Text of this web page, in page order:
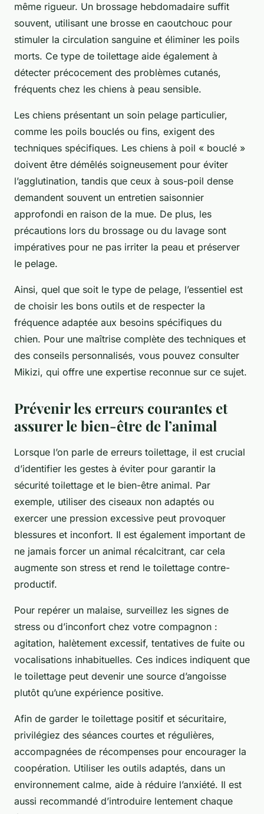
même rigueur. Un brossage hebdomadaire suffit
souvent, utilisant une brosse en caoutchouc pour
stimuler la circulation sanguine et éliminer les poils
morts. Ce type de toilettage aide également à
détecter précocement des problèmes cutanés,
fréquents chez les chiens à peau sensible.
Les chiens présentant un soin pelage particulier,
comme les poils bouclés ou fins, exigent des
techniques spécifiques. Les chiens à poil « bouclé »
doivent être démêlés soigneusement pour éviter
l’agglutination, tandis que ceux à sous-poil dense
demandent souvent un entretien saisonnier
approfondi en raison de la mue. De plus, les
précautions lors du brossage ou du lavage sont
impératives pour ne pas irriter la peau et préserver
le pelage.
Ainsi, quel que soit le type de pelage, l’essentiel est
de choisir les bons outils et de respecter la
fréquence adaptée aux besoins spécifiques du
chien. Pour une maîtrise complète des techniques et
des conseils personnalisés, vous pouvez consulter
Mikizi, qui offre une expertise reconnue sur ce sujet.
Prévenir les erreurs courantes et
assurer le bien-être de l’animal
Lorsque l’on parle de erreurs toilettage, il est crucial
d’identifier les gestes à éviter pour garantir la
sécurité toilettage et le bien-être animal. Par
exemple, utiliser des ciseaux non adaptés ou
exercer une pression excessive peut provoquer
blessures et inconfort. Il est également important de
ne jamais forcer un animal récalcitrant, car cela
augmente son stress et rend le toilettage contre-
productif.
Pour repérer un malaise, surveillez les signes de
stress ou d’inconfort chez votre compagnon :
agitation, halètement excessif, tentatives de fuite ou
vocalisations inhabituelles. Ces indices indiquent que
le toilettage peut devenir une source d’angoisse
plutôt qu’une expérience positive.
Afin de garder le toilettage positif et sécuritaire,
privilégiez des séances courtes et régulières,
accompagnées de récompenses pour encourager la
coopération. Utiliser les outils adaptés, dans un
environnement calme, aide à réduire l’anxiété. Il est
aussi recommandé d’introduire lentement chaque